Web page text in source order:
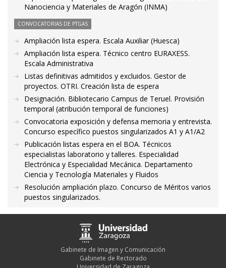
Nanociencia y Materiales de Aragón (INMA)
CONVOCATORIAS DE PTGAS
Ampliación lista espera. Escala Auxiliar (Huesca)
Ampliación lista espera. Técnico centro EURAXESS.
Escala Administrativa
Listas definitivas admitidos y excluidos. Gestor de
proyectos. OTRI. Creación lista de espera
Designación. Bibliotecario Campus de Teruel. Provisión
temporal (atribución temporal de funciones)
Convocatoria exposición y defensa memoria y entrevista.
Concurso específico puestos singularizados A1 y A1/A2
Publicación listas espera en el BOA. Técnicos
especialistas laboratorio y talleres. Especialidad
Electrónica y Especialidad Mecánica. Departamento
Ciencia y Tecnología Materiales y Fluidos
Resolución ampliación plazo. Concurso de Méritos varios
puestos singularizados.
Gabinete de Imagen y Comunicación
Gabinete de Rectorado